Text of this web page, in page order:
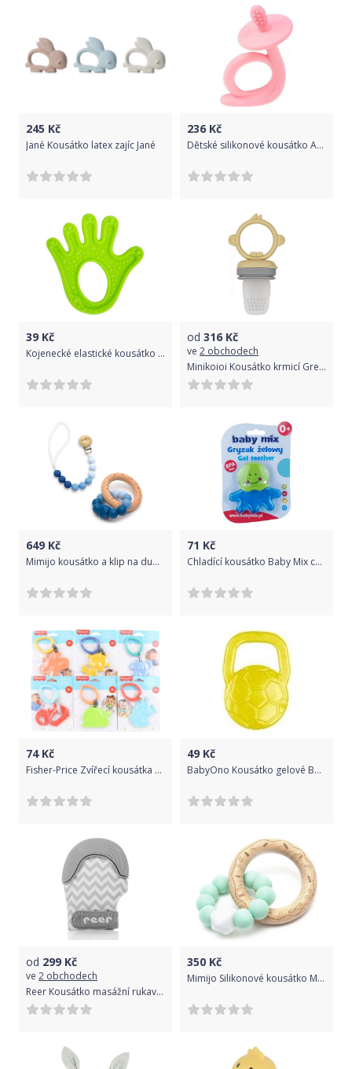
245 Kč
Jané Kousátko latex zajíc Jané
236 Kč
Dětské silikonové kousátko Akuku Šneček růžové, Růžová
39 Kč
Kojenecké elastické kousátko Canpol 13/118 zelené
od 316 Kč
ve 2 obchodech
Minikoioi Kousátko krmicí Grey/Yellow 2021
649 Kč
Mimijo kousátko a klip na dudlík Nebe
71 Kč
Chladící kousátko Baby Mix chobotnice, Modrá
74Kč
Fisher-Price Zvířecí kousátka GYN23
49 Kč
BabyOno Kousátko gelové Baby Ono Míč - Žluté
od 299 Kč
ve 2 obchodech
Reer Kousátko masážní rukavice Reer
350 Kč
Mimijo Silikonové kousátko Matový donut